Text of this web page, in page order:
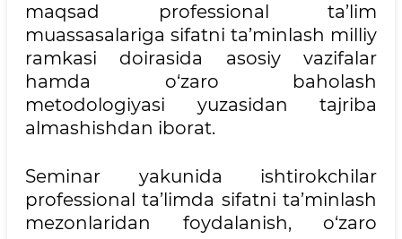
maqsad professional ta’lim
muassasalariga sifatni ta’minlash milliy
ramkasi doirasida asosiy vazifalar
hamda o‘zaro baholash
metodologiyasi yuzasidan tajriba
almashishdan iborat.
Seminar yakunida ishtirokchilar
professional ta’limda sifatni ta’minlash
mezonlaridan foydalanish, o‘zaro